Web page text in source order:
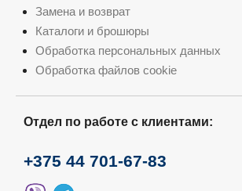
Замена и возврат
Каталоги и брошюры
Обработка персональных данных
Обработка файлов cookie
Отдел по работе с клиентами:
+375 44 701-67-83